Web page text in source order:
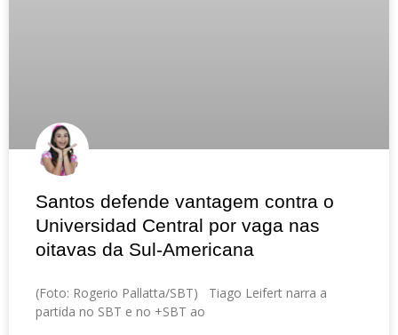
Santos defende vantagem contra o
Universidad Central por vaga nas
oitavas da Sul-Americana
(Foto: Rogerio Pallatta/SBT) Tiago Leifert narra a
partida no SBT e no +SBT ao